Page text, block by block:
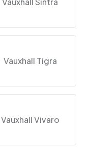
Vauxhall Tigra
Vauxhall Vivaro